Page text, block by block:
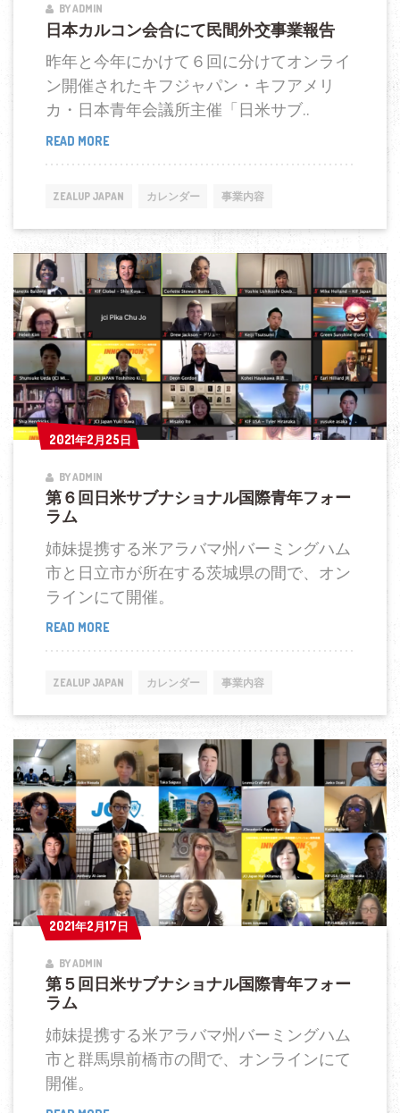
講
演
BY ADMIN
日本カルコン会合にて民間外交事業報告
昨年と今年にかけて６回に分けてオンライ
ン開催されたキフジャパン・キフアメリ
カ・日本青年会議所主催「日米サブ..
READ MORE日
本
カ
コ
ン
会
合
に
て
民
間
外
業
告
ZEALUP JAPAN カレンダー 事業内容
2021年2月25日
2021年2月25日
BY ADMIN
第６回日米サブナショナル国際青年フォー
ラム
姉妹提携する米アラバマ州バーミングハム
市と日立市が所在する茨城県の間で、オン
ラインにて開催。
READ MORE第
６
回
米
サ
ブ
ナ
シ
ョ
ナ
ル
国
際
年
ォ
ー
ZEALUP JAPAN カレンダー 事業内容
2021年2月17日
2021年2月17日
BY ADMIN
第５回日米サブナショナル国際青年フォー
ラム
姉妹提携する米アラバマ州バーミングハム
市と群馬県前橋市の間で、オンラインにて
開催。